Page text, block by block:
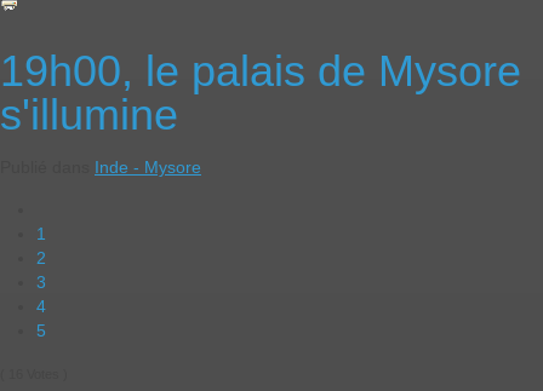
19h00, le palais de Mysore
s'illumine
Inde - Mysore
1
2
3
4
5